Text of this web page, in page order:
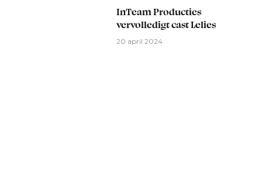
InTeam Producties
vervolledigt cast Lelies
20 april 2024